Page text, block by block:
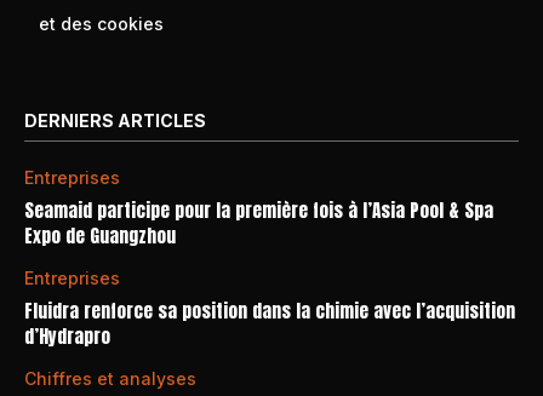
et des cookies
DERNIERS ARTICLES
Entreprises
Seamaid participe pour la première fois à l’Asia Pool & Spa
Expo de Guangzhou
Entreprises
Fluidra renforce sa position dans la chimie avec l’acquisition
d’Hydrapro
Chiffres et analyses